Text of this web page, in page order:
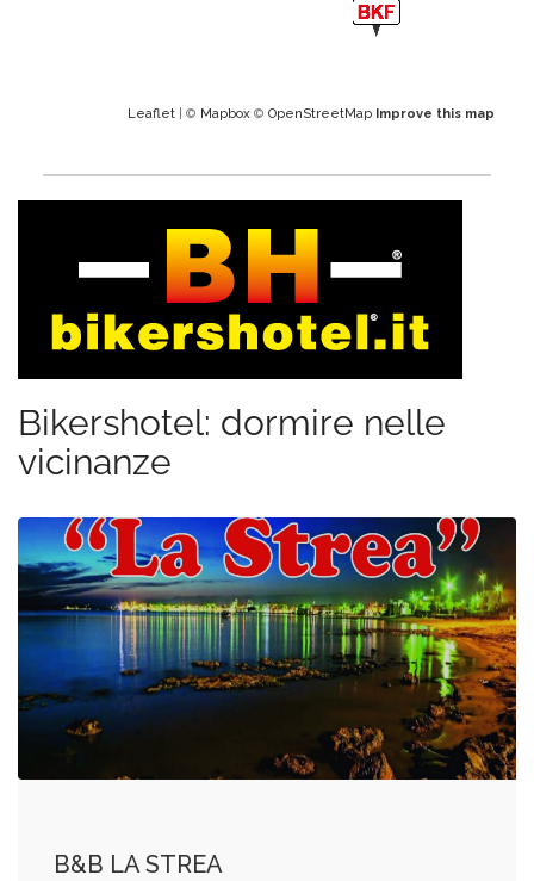
Leaflet | © Mapbox © OpenStreetMap Improve this map
Bikershotel: dormire nelle
vicinanze
B&B LA STREA